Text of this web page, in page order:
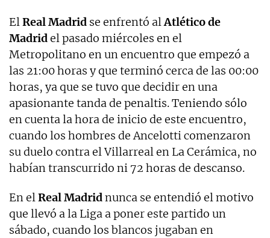
ElReal Madrid se enfrentó alAtlético de
Madridel pasado miércoles en el
Metropolitano en un encuentro que empezó a
las 21:00 horas y que terminó cerca de las 00:00
horas, ya que se tuvo que decidir en una
apasionante tanda de penaltis. Teniendo sólo
en cuenta la hora de inicio de este encuentro,
cuando los hombres de Ancelotti comenzaron
su duelo contra el Villarreal en La Cerámica, no
habían transcurrido ni 72 horas de descanso.
En elReal Madridnunca se entendió el motivo
que llevó a la Liga a poner este partido un
sábado, cuando los blancos jugaban en